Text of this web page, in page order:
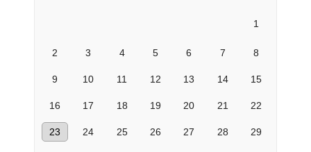
1
2 3 4 5 6 7 8
9 10 11 12 13 14 15
16 17 18 19 20 21 22
23 24 25 26 27 28 29